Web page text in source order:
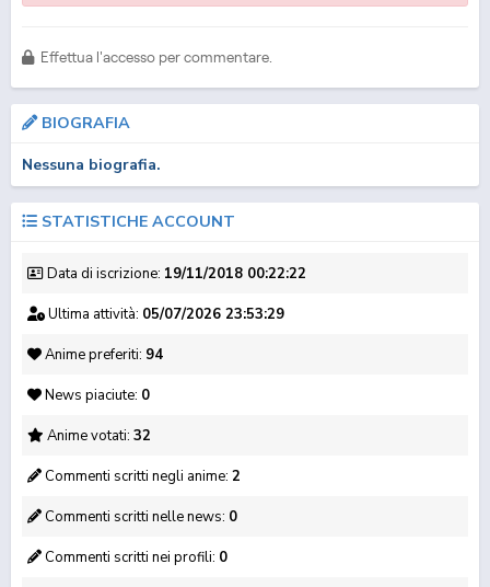
Re:ZERO -Starting Life
in Anothe...
Effettua l'accesso per commentare.
BIOGRAFIA
Nessuna biografia.
STATISTICHE ACCOUNT
Data di iscrizione: 19/11/2018 00:22:22
Ultima attività: 05/07/2026 23:53:29
Anime preferiti: 94
News piaciute: 0
Anime votati: 32
Commenti scritti negli anime: 2
Commenti scritti nelle news: 0
Commenti scritti nei profili: 0